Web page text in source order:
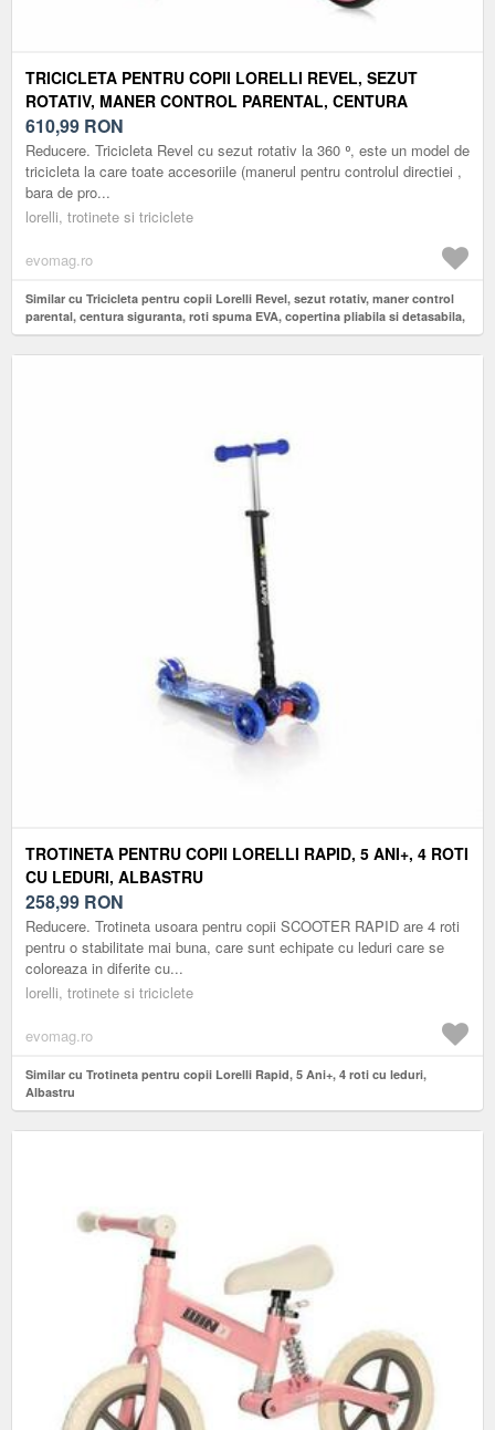
TRICICLETA PENTRU COPII LORELLI REVEL, SEZUT
ROTATIV, MANER CONTROL PARENTAL, CENTURA
SIGURANTA, ROTI SPUMA EVA, COPERTINA PLIABILA SI
DETASABILA, 1-5 ANI, METAL, ROZ
610,99 RON
Reducere. Tricicleta Revel cu sezut rotativ la 360 ⁰, este un model de
tricicleta la care toate accesoriile (manerul pentru controlul directiei ,
bara de pro...
lorelli, trotinete si triciclete
evomag.ro
Similar cu Tricicleta pentru copii Lorelli Revel, sezut rotativ, maner control
parental, centura siguranta, roti spuma EVA, copertina pliabila si detasabila,
1-5 Ani, Metal, Roz
TROTINETA PENTRU COPII LORELLI RAPID, 5 ANI+, 4 ROTI
CU LEDURI, ALBASTRU
258,99 RON
Reducere. Trotineta usoara pentru copii SCOOTER RAPID are 4 roti
pentru o stabilitate mai buna, care sunt echipate cu leduri care se
coloreaza in diferite cu...
lorelli, trotinete si triciclete
evomag.ro
Similar cu Trotineta pentru copii Lorelli Rapid, 5 Ani+, 4 roti cu leduri,
Albastru